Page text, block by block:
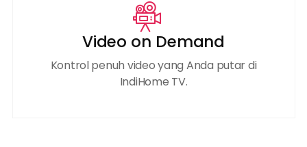
Video on Demand
Kontrol penuh video yang Anda putar di
IndiHome TV.